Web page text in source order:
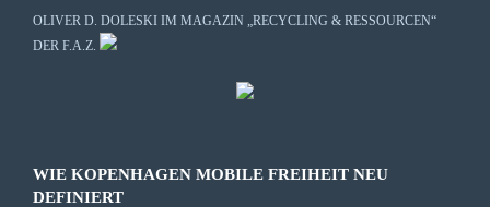
OLIVER D. DOLESKI IM MAGAZIN „RECYCLING & RESSOURCEN“
DER F.A.Z.
WIE KOPENHAGEN MOBILE FREIHEIT NEU
DEFINIERT